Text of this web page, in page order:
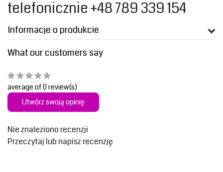
telefonicznie +48 789 339 154‎
Informacje o produkcie
What our customers say
average of 0 review(s)
Utwórz swoją opinię
Nie znaleziono recenzji
Przeczytaj lub napisz recenzję